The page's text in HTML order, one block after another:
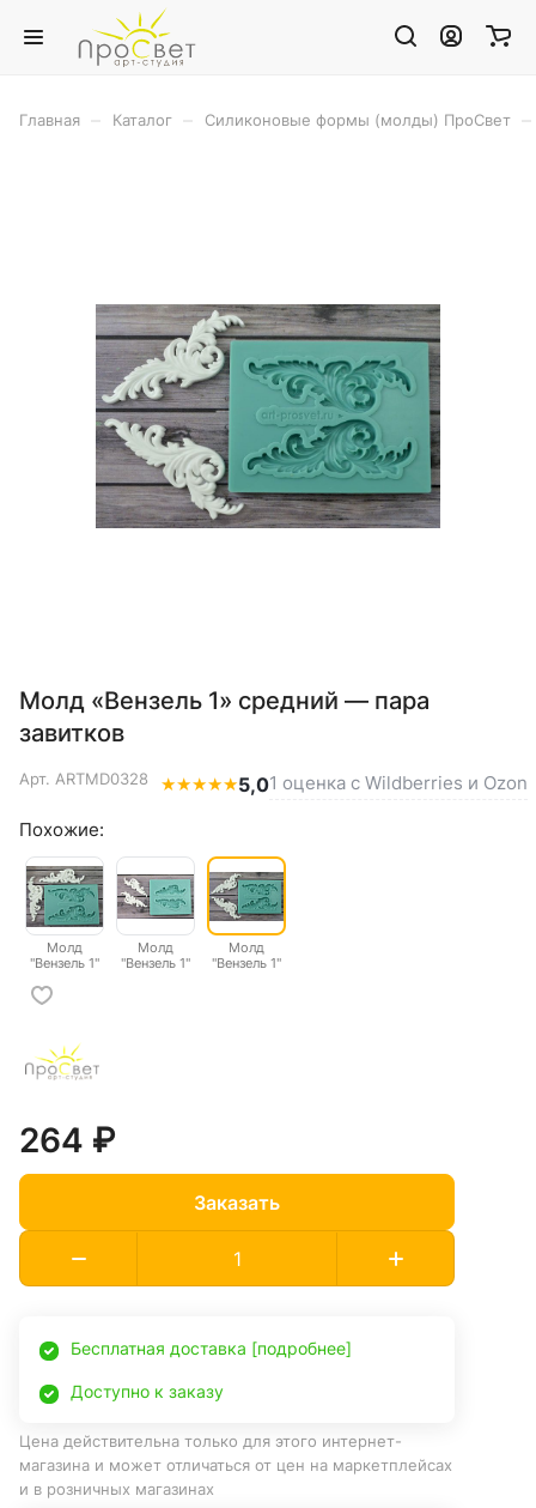
Главная Каталог Силиконовые формы (молды) ПроСвет
Молд «Вензель 1» средний — пара
завитков
Арт. ARTMD0328 ★★★★★5,01 оценка с Wildberries и Ozon
Похожие:
Молд
"Вензель 1"
Молд
"Вензель 1"
Молд
"Вензель 1"
264 ₽
Заказать
Бесплатная доставка [подробнее]
Доступно к заказу
Цена действительна только для этого интернет-
магазина и может отличаться от цен на маркетплейсах
и в розничных магазинах